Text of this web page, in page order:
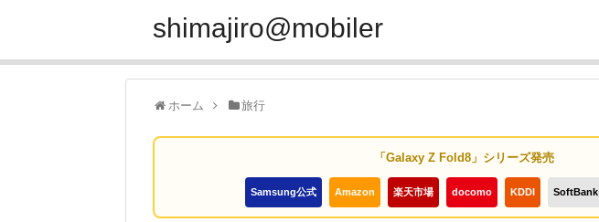
shimajiro@mobiler
ホーム 旅行
「Galaxy Z Fold8」シリーズ発売
Samsung公式 Amazon 楽天市場 docomo KDDI SoftBank